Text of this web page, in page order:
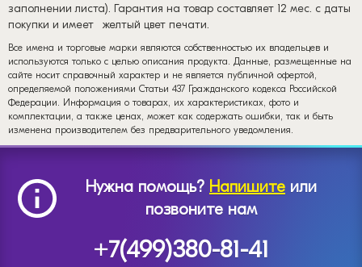
заполнении листа). Гарантия на товар составляет 12 мес. с даты
покупки и имеет
желтый цвет печати.
Все имена и торговые марки являются собственностью их владельцев и
используются только с целью описания продукта. Данные, размещенные на
сайте носит справочный характер и не является публичной офертой,
определяемой положениями Статьи 437 Гражданского кодекса Российской
Федерации. Информация о товарах, их характеристиках, фото и
комплектации, а также ценах, может как содержать ошибки, так и быть
изменена производителем без предварительного уведомления.
Нужна помощь? Напишите или
позвоните нам
+7(499)380-81-41